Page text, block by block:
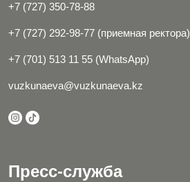
+7 (727) 350-78-88
+7 (727) 292-98-77 (приемная ректора)
+7 (701) 513 11 55 (WhatsApp)
vuzkunaeva@vuzkunaeva.kz
Пресс-служба